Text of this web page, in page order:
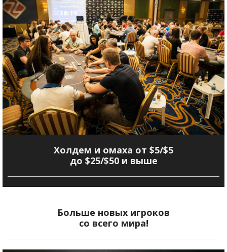
Холдем и омаха от $5/$5
до $25/$50 и выше
Больше новых игроков
со всего мира!